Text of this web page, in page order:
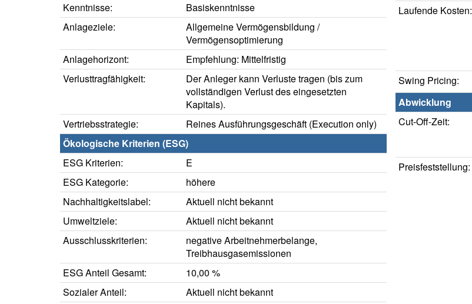
Kenntnisse:
Basiskenntnisse
Anlageziele:
Allgemeine Vermögensbildung /
Vermögensoptimierung
Anlagehorizont:
Empfehlung: Mittelfristig
Verlusttragfähigkeit:
Der Anleger kann Verluste tragen (bis zum
vollständigen Verlust des eingesetzten
Kapitals).
Vertriebsstrategie:
Reines Ausführungsgeschäft (Execution only)
Ökologische Kriterien (ESG)
ESG Kriterien:
E
ESG Kategorie:
höhere
Nachhaltigkeitslabel:
Aktuell nicht bekannt
Umweltziele:
Aktuell nicht bekannt
Ausschlusskriterien:
negative Arbeitnehmerbelange,
Treibhausgasemissionen
ESG Anteil Gesamt:
10,00 %
Sozialer Anteil:
Aktuell nicht bekannt
Laufende Kosten:
Swing Pricing:
Abwicklung
Cut-Off-Zeit:
Preisfeststellung: